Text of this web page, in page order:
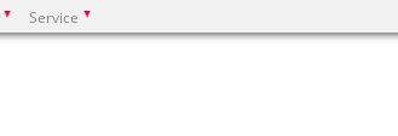
Service